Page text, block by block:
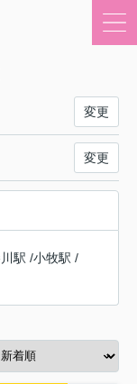
変更
変更
駅 /小牧駅 /